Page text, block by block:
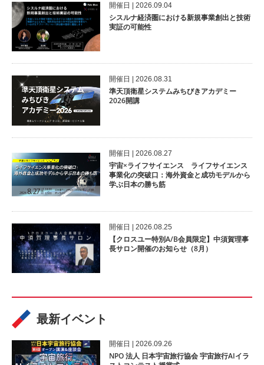
開催⽇ | 2026.09.04
シスルナ経済圏における新規事業創出と技術
実証の可能性
開催⽇ | 2026.08.31
準天頂衛星システムみちびきアカデミー
2026開講
開催⽇ | 2026.08.27
宇宙×ライフサイエンス ライフサイエンス
事業化の突破口：海外資金と成功モデルから
学ぶ日本の勝ち筋
開催⽇ | 2026.08.25
【クロスユー特別A/B会員限定】中須賀理事
長サロン開催のお知らせ（8月）
最新イベント
開催⽇ | 2026.09.26
NPO 法人 日本宇宙旅行協会 宇宙旅行AIイラ